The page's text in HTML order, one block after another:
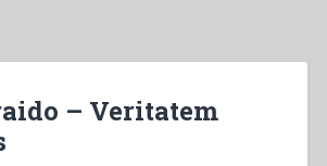
– Veritatem